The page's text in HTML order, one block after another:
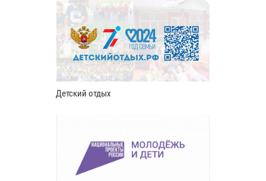
Детский отдых